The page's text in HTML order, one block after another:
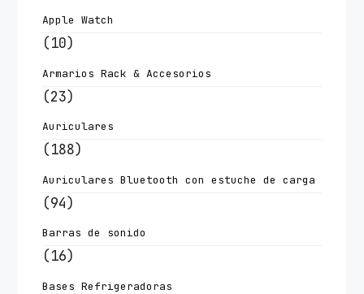
Apple Watch
(10)
Armarios Rack & Accesorios
(23)
Auriculares
(188)
Auriculares Bluetooth con estuche de carga
(94)
Barras de sonido
(16)
Bases Refrigeradoras